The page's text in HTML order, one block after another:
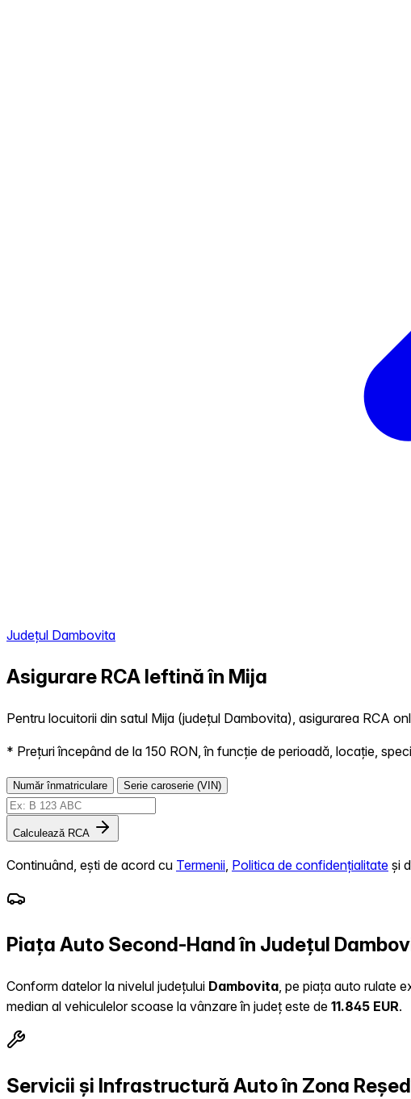
Județul Dambovita
Asigurare RCA Ieftină în Mija
Pentru locuitorii din satul Mija (județul Dambovita), asigurarea RCA
* Prețuri începând de la 150 RON, în funcție de perioadă, locație,
Număr înmatriculare Serie caroserie (VIN)
Calculează RCA
Continuând, ești de acord cu Termenii Politica de confidențialitate și
Piața Auto Second-Hand în Județul
Conform datelor la nivelul județului Dambovita , pe piața auto rulate
median al vehiculelor scoase la vânzare în județ este de 11.845 EUR.
Servicii și Infrastructură Auto în Zona